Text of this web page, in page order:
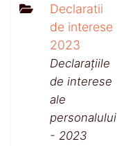
Declaratii
de interese
2023
Declarațiile
de interese
ale
personalului
- 2023